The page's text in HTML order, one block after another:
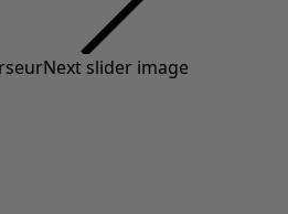
Next slider image